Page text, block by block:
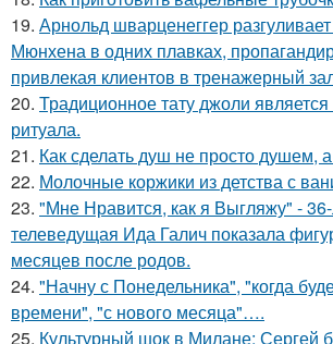
19. Арнольд шварценеггер
Мюнхена в одних плавках,
привлекая клиентов в тренажерный
20. Традиционное тату джоли
ритуала.
21. Как сделать душ не просто душем,
22. Молочные коржики из детства с
23. "Мне Нравится, как я Выгляжу" -
телеведущая Ида Галич показала
месяцев после родов.
24. "Начну с Понедельника", "когда
времени", "с нового месяца"….
25. Культурный шок в Милане: Сергей